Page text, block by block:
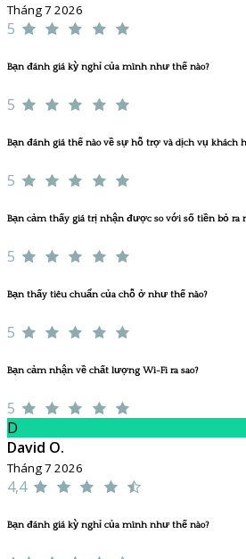
Tháng 7 2026
5
Bạn đánh giá kỳ nghỉ của mình như thế nào?
5
Bạn đánh giá thế nào về sự hỗ trợ và dịch vụ khách
5
Bạn cảm thấy giá trị nhận được so với số tiền bỏ ra
5
Bạn thấy tiêu chuẩn của chỗ ở như thế nào?
5
Bạn cảm nhận về chất lượng Wi-Fi ra sao?
5
D
David O.
Tháng 7 2026
4,4
Bạn đánh giá kỳ nghỉ của mình như thế nào?